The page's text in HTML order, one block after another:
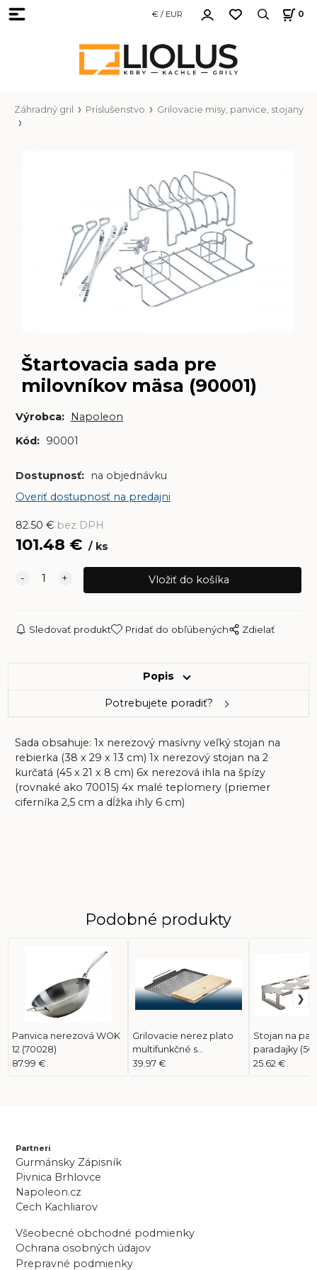
€ / EUR 0
Záhradný gril Príslušenstvo Grilovacie misy, panvice, stojany
Štartovacia sada pre
milovníkov mäsa (90001)
Výrobca:
Napoleon
Kód: 90001
Dostupnosť:
na objednávku
Overiť dostupnosť na predajni
82.50 € bez DPH
101.48 € ks
Sledovať produkt Pridať do obľúbených Zdielať
Popis
Potrebujete poradiť?
Sada obsahuje: 1x nerezový masívny veľký stojan na
rebierka (38 x 29 x 13 cm) 1x nerezový stojan na 2
kurčatá (45 x 21 x 8 cm) 6x nerezová ihla na špízy
(rovnaké ako 70015) 4x malé teplomery (priemer
ciferníka 2,5 cm a dĺžka ihly 6 cm)
Podobné produkty
Panvica nerezová WOK
12 (70028)
87.99 €
Grilovacie nerez plato
multifunkčné s
cédrovou doskou
39.97 €
Stojan na
paradajky
25.62 €
Partneri
Gurmánsky Zápisník
Pivnica Brhlovce
Napoleon.cz
Cech Kachliarov
Všeobecné obchodné podmienky
Ochrana osobných údajov
Prepravné podmienky